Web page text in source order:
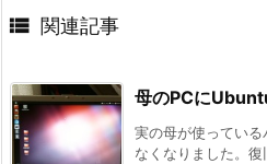
 関連記事
母のPCに
実の母が使ってい
なくなりました。